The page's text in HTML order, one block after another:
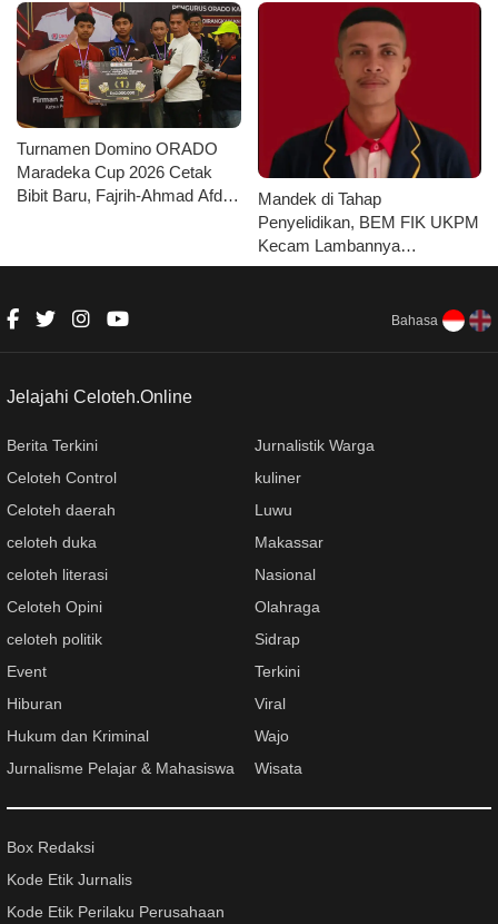
tentang ASI Eksklusif
Turnamen Domino ORADO
Maradeka Cup 2026 Cetak
Bibit Baru, Fajrih-Ahmad Afdal
Mandek di Tahap
Penyelidikan, BEM FIK UKPM
Kecam Lambannya
Penanganan Kasus
Bahasa
Jelajahi Celoteh.Online
Berita Terkini
Celoteh Control
Celoteh daerah
celoteh duka
celoteh literasi
Celoteh Opini
celoteh politik
Event
Hiburan
Hukum dan Kriminal
Jurnalisme Pelajar & Mahasiswa
Jurnalistik Warga
kuliner
Luwu
Makassar
Nasional
Olahraga
Sidrap
Terkini
Viral
Wajo
Wisata
Box Redaksi
Kode Etik Jurnalis
Kode Etik Perilaku Perusahaan